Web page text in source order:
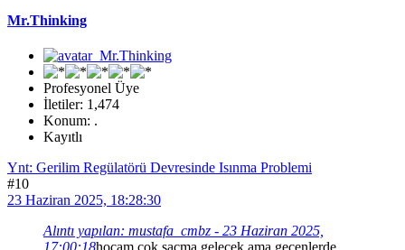
Mr.Thinking
Profesyonel Üye
İletiler: 1,474
Konum: .
Kayıtlı
Ynt: Gerilim Regülatörü Devresinde Isınma Problemi
#10
23 Haziran 2025, 18:28:30
Alıntı yapılan: mustafa_cmbz - 23 Haziran 2025,